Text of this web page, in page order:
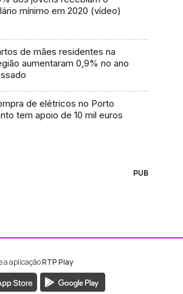
mínimo em 2020 (vídeo)
de mães residentes na
aumentaram 0,9% no ano
de elétricos no Porto
tem apoio de 10 mil euros
PUB
Madeira
Madeira
a aplicaçãoRTP Play